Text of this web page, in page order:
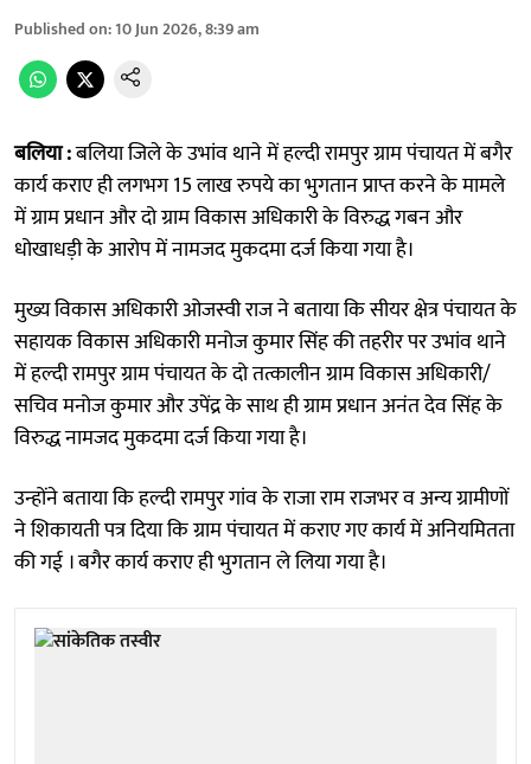
Published on:10 Jun 2026, 8:39 am
बलिया :बलिया जिले के उभांव थाने में हल्दी रामपुर ग्राम पंचायत में बगैर
कार्य कराए ही लगभग 15 लाख रुपये का भुगतान प्राप्त करने के मामले
में ग्राम प्रधान और दो ग्राम विकास अधिकारी के विरुद्ध गबन और
धोखाधड़ी के आरोप में नामजद मुकदमा दर्ज किया गया है।
मुख्य विकास अधिकारी ओजस्वी राज ने बताया कि सीयर क्षेत्र पंचायत के
सहायक विकास अधिकारी मनोज कुमार सिंह की तहरीर पर उभांव थाने
में हल्दी रामपुर ग्राम पंचायत के दो तत्कालीन ग्राम विकास अधिकारी/
सचिव मनोज कुमार और उपेंद्र के साथ ही ग्राम प्रधान अनंत देव सिंह के
विरुद्ध नामजद मुकदमा दर्ज किया गया है।
उन्होंने बताया कि हल्दी रामपुर गांव के राजा राम राजभर व अन्य ग्रामीणों
ने शिकायती पत्र दिया कि ग्राम पंचायत में कराए गए कार्य में अनियमितता
की गई । बगैर कार्य कराए ही भुगतान ले लिया गया है।